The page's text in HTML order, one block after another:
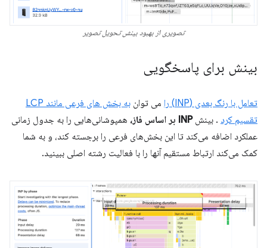
تصویری از بهبود بینش تحویل تصویر
بینش برای پاسخگویی
تعامل با رنگ بعدی (INP) را می توان
به بخش های فرعی مانند LCP
تقسیم کرد . بینشINP بر اساس فاز،
همپوشانی‌هایی را به جدول زمانی
عملکرد اضافه می‌کند تا این بخش‌های فرعی را برجسته کند، و به شما
کمک می‌کند ارتباط مستقیم آنها را با فعالیت رشته اصلی ببینید.